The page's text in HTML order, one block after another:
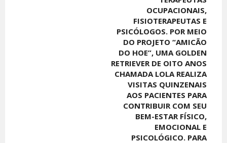
OCUPACIONAIS,
FISIOTERAPEUTAS E
PSICÓLOGOS. POR MEIO
DO PROJETO “AMICÃO
DO HOE”, UMA GOLDEN
RETRIEVER DE OITO ANOS
CHAMADA LOLA REALIZA
VISITAS QUINZENAIS
AOS PACIENTES PARA
CONTRIBUIR COM SEU
BEM-ESTAR FÍSICO,
EMOCIONAL E
PSICOLÓGICO. PARA